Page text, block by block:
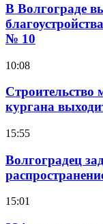
В Волгограде
№ 10
10:08
кургана
15:55
Волгоградец
15:01